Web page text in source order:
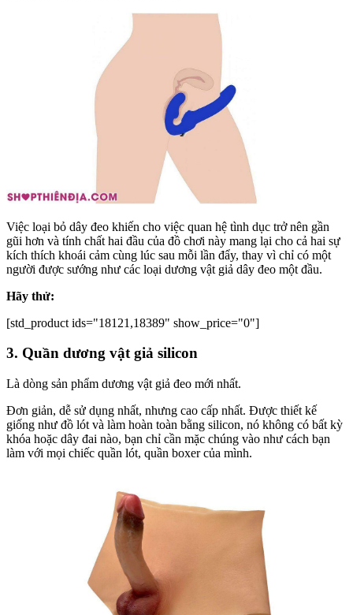
Việc loại bỏ dây đeo khiến cho việc quan hệ tình dục trở nên gần
gũi hơn và tính chất hai đầu của đồ chơi này mang lại cho cả hai sự
kích thích khoái cảm cùng lúc sau mỗi lần đẩy, thay vì chỉ có một
người được sướng như các loại dương vật giả dây đeo một đầu.
Hãy thử:
[std_product ids="18121,18389" show_price="0"]
3. Quần dương vật giả silicon
Là dòng sản phẩm dương vật giả đeo mới nhất.
Đơn giản, dễ sử dụng nhất, nhưng cao cấp nhất. Được thiết kế
giống như đồ lót và làm hoàn toàn bằng silicon, nó không có bất kỳ
khóa hoặc dây đai nào, bạn chỉ cần mặc chúng vào như cách bạn
làm với mọi chiếc quần lót, quần boxer của mình.